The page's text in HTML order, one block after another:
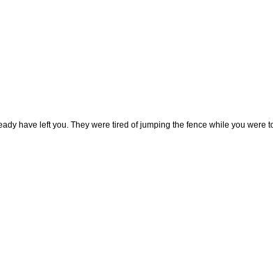
have left you. They were tired of jumping the fence while you were